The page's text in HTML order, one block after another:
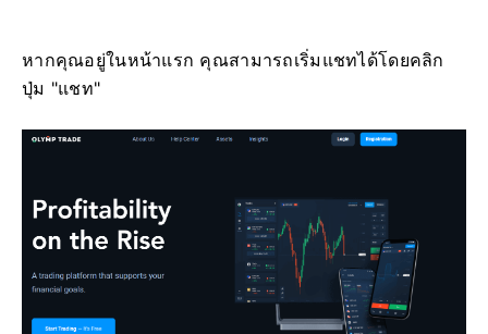
หากคุณอยู่ในหน้าแรก คุณสามารถเริ่มแชทได้โดยคลิก
ปุ่ม "แชท"